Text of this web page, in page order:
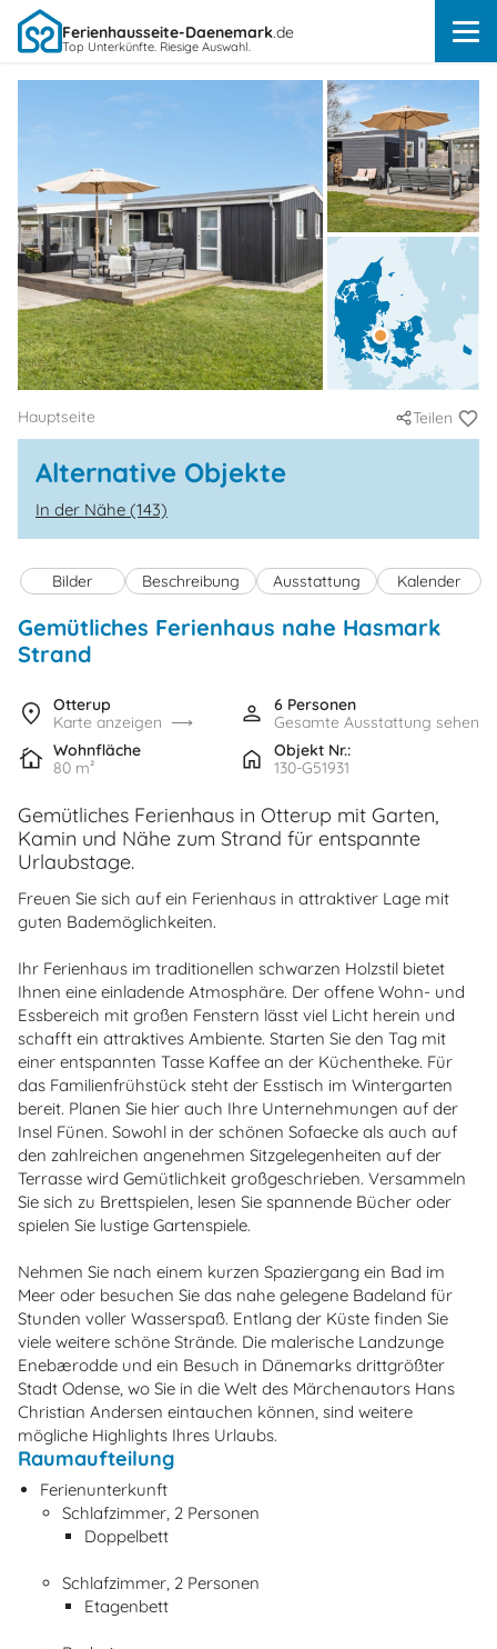
Ferienhausseite-Daenemark.de
Top Unterkünfte. Riesige Auswahl.
Hauptseite Teilen
Alternative Objekte
In der Nähe (143)
Bilder Beschreibung Ausstattung Kalender
Gemütliches Ferienhaus nahe Hasmark
Strand
Otterup
Karte anzeigen
6 Personen
Gesamte Ausstattung sehen
Wohnfläche
80 m²
Objekt Nr.:
130-G51931
Gemütliches Ferienhaus in Otterup mit Garten,
Kamin und Nähe zum Strand für entspannte
Urlaubstage.
Freuen Sie sich auf ein Ferienhaus in attraktiver Lage mit
guten Bademöglichkeiten.
Ihr Ferienhaus im traditionellen schwarzen Holzstil bietet
Ihnen eine einladende Atmosphäre. Der offene Wohn- und
Essbereich mit großen Fenstern lässt viel Licht herein und
schafft ein attraktives Ambiente. Starten Sie den Tag mit
einer entspannten Tasse Kaffee an der Küchentheke. Für
das Familienfrühstück steht der Esstisch im Wintergarten
bereit. Planen Sie hier auch Ihre Unternehmungen auf der
Insel Fünen. Sowohl in der schönen Sofaecke als auch auf
den zahlreichen angenehmen Sitzgelegenheiten auf der
Terrasse wird Gemütlichkeit großgeschrieben. Versammeln
Sie sich zu Brettspielen, lesen Sie spannende Bücher oder
spielen Sie lustige Gartenspiele.
Nehmen Sie nach einem kurzen Spaziergang ein Bad im
Meer oder besuchen Sie das nahe gelegene Badeland für
Stunden voller Wasserspaß. Entlang der Küste finden Sie
viele weitere schöne Strände. Die malerische Landzunge
Enebærodde und ein Besuch in Dänemarks drittgrößter
Stadt Odense, wo Sie in die Welt des Märchenautors Hans
Christian Andersen eintauchen können, sind weitere
mögliche Highlights Ihres Urlaubs.
Raumaufteilung
Ferienunterkunft
Schlafzimmer, 2 Personen
Doppelbett
Schlafzimmer, 2 Personen
Etagenbett